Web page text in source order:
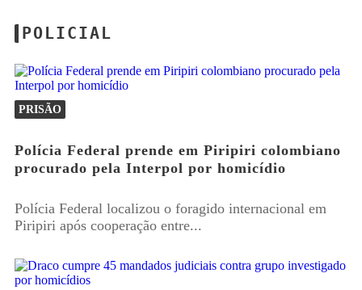
POLICIAL
PRISÃO
Polícia Federal prende em Piripiri colombiano
procurado pela Interpol por homicídio
Polícia Federal localizou o foragido internacional em
Piripiri após cooperação entre...